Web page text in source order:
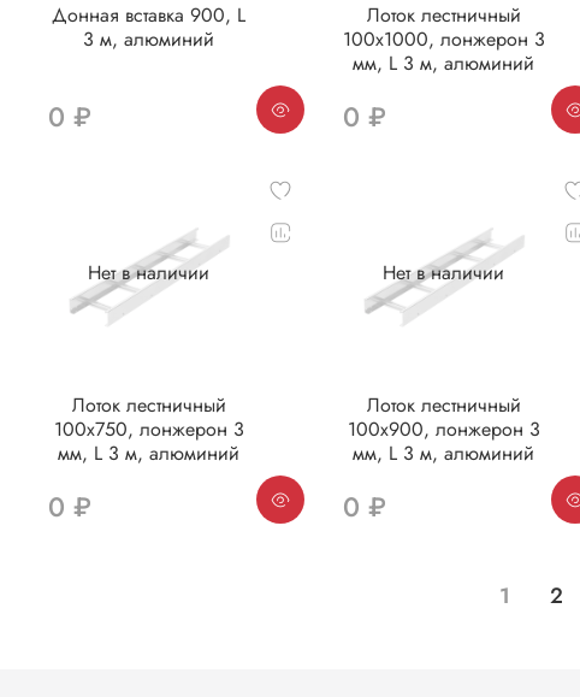
Донная вставка 900, L
3 м, алюминий
0 ₽
Лоток лестничный
100х1000, лонжерон 3
мм, L 3 м, алюминий
0 ₽
Нет в наличии
Лоток лестничный
100х750, лонжерон 3
мм, L 3 м, алюминий
0 ₽
Нет в наличии
Лоток лестничный
100х900, лонжерон 3
мм, L 3 м, алюминий
0 ₽
1 2